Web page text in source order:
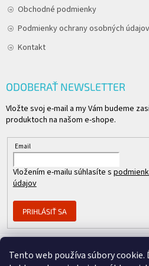
Tento web používa súbory
Obchodné podmienky
Podmienky ochrany osobných údajov
Kontakt
ODOBERAŤ NEWSLETTER
Vložte svoj e-mail a my Vám budeme
produktoch na našom e-shope.
Email
Vložením e-mailu súhlasíte s
údajov
PRIHLÁSIŤ SA
Člen skupiny